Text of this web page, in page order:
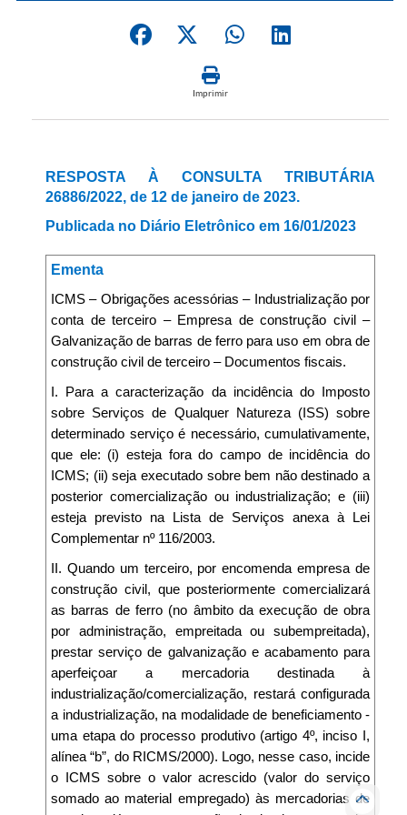
Imprimir
RESPOSTA À CONSULTA TRIBUTÁRIA
26886/2022, de 12 de janeiro de 2023.
Publicada no Diário Eletrônico em 16/01/2023
Ementa
ICMS – Obrigações acessórias – Industrialização por
conta de terceiro – Empresa de construção civil –
Galvanização de barras de ferro para uso em obra de
construção civil de terceiro – Documentos fiscais.
I. Para a caracterização da incidência do Imposto
sobre Serviços de Qualquer Natureza (ISS) sobre
determinado serviço é necessário, cumulativamente,
que ele: (i) esteja fora do campo de incidência do
ICMS; (ii) seja executado sobre bem não destinado a
posterior comercialização ou industrialização; e (iii)
esteja previsto na Lista de Serviços anexa à Lei
Complementar nº 116/2003.
II. Quando um terceiro, por encomenda empresa de
construção civil, que posteriormente comercializará
as barras de ferro (no âmbito da execução de obra
por administração, empreitada ou subempreitada),
prestar serviço de galvanização e acabamento para
aperfeiçoar a mercadoria destinada à
industrialização/comercialização, restará configurada
a industrialização, na modalidade de beneficiamento -
uma etapa do processo produtivo (artigo 4º, inciso I,
alínea “b”, do RICMS/2000). Logo, nesse caso, incide
o ICMS sobre o valor acrescido (valor do serviço
somado ao material empregado) às mercadorias de